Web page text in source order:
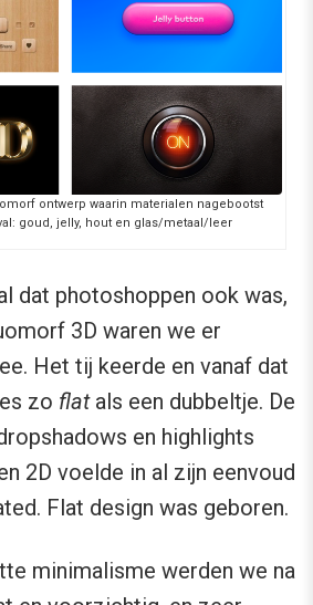
ontwerp waarin materialen nagebootst
goud, jelly, hout en glas/metaal/leer
dat photoshoppen ook was,
3D waren we er
Het tij keerde en vanaf dat
zo flatals een dubbeltje. De
en highlights
2D voelde in al zijn eenvoud
Flat design was geboren.
minimalisme werden we na